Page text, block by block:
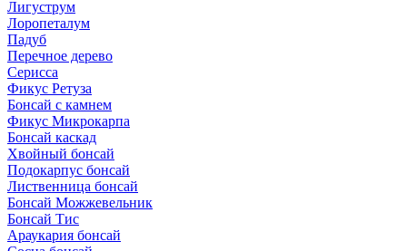
Лигуструм
Лоропеталум
Падуб
Перечное дерево
Серисса
Фикус Ретуза
Бонсай с камнем
Фикус Микрокарпа
Бонсай каскад
Хвойный бонсай
Подокарпус бонсай
Лиственница бонсай
Бонсай Можжевельник
Бонсай Тис
Араукария бонсай